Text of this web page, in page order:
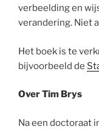
verbeelding en
verandering. Niet
Het boek is te
bijvoorbeeld de
Over Tim Brys
Na een doctoraat